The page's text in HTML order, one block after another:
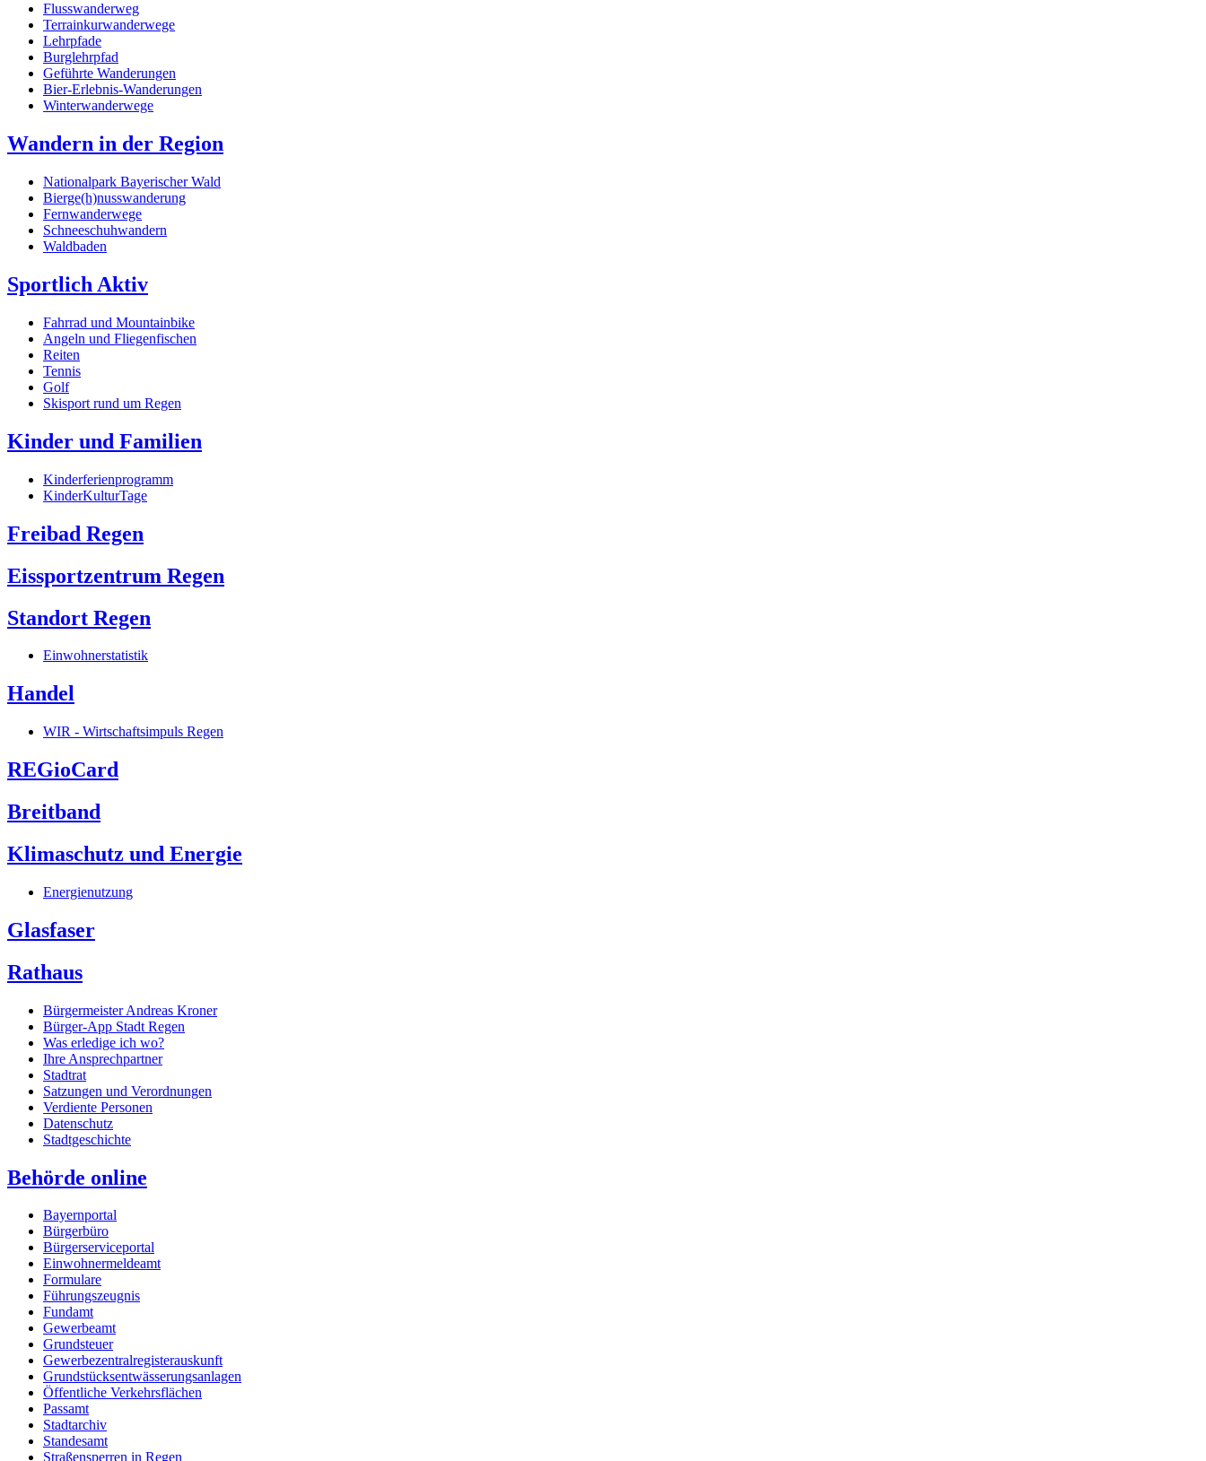
Flusswanderweg
Terrainkurwanderwege
Lehrpfade
Burglehrpfad
Geführte Wanderungen
Bier-Erlebnis-Wanderungen
Winterwanderwege
Wandern in der Region
Nationalpark Bayerischer Wald
Bierge(h)nusswanderung
Fernwanderwege
Schneeschuhwandern
Waldbaden
Sportlich Aktiv
Fahrrad und Mountainbike
Angeln und Fliegenfischen
Reiten
Tennis
Golf
Skisport rund um Regen
Kinder und Familien
Kinderferienprogramm
KinderKulturTage
Freibad Regen
Eissportzentrum Regen
Standort Regen
Einwohnerstatistik
Handel
WIR - Wirtschaftsimpuls Regen
REGioCard
Breitband
Klimaschutz und Energie
Energienutzung
Glasfaser
Rathaus
Bürgermeister Andreas Kroner
Bürger-App Stadt Regen
Was erledige ich wo?
Ihre Ansprechpartner
Stadtrat
Satzungen und Verordnungen
Verdiente Personen
Datenschutz
Stadtgeschichte
Behörde online
Bayernportal
Bürgerbüro
Bürgerserviceportal
Einwohnermeldeamt
Formulare
Führungszeugnis
Fundamt
Gewerbeamt
Grundsteuer
Gewerbezentralregisterauskunft
Grundstücksentwässerungsanlagen
Öffentliche Verkehrsflächen
Passamt
Stadtarchiv
Standesamt
Straßensperren in Regen